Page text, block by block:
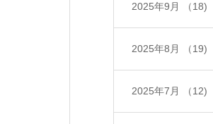
2025年9月 （18)
2025年8月 （19)
2025年7月 （12)